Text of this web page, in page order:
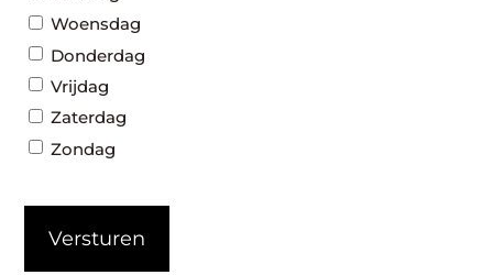
Woensdag
Donderdag
Vrijdag
Zaterdag
Zondag